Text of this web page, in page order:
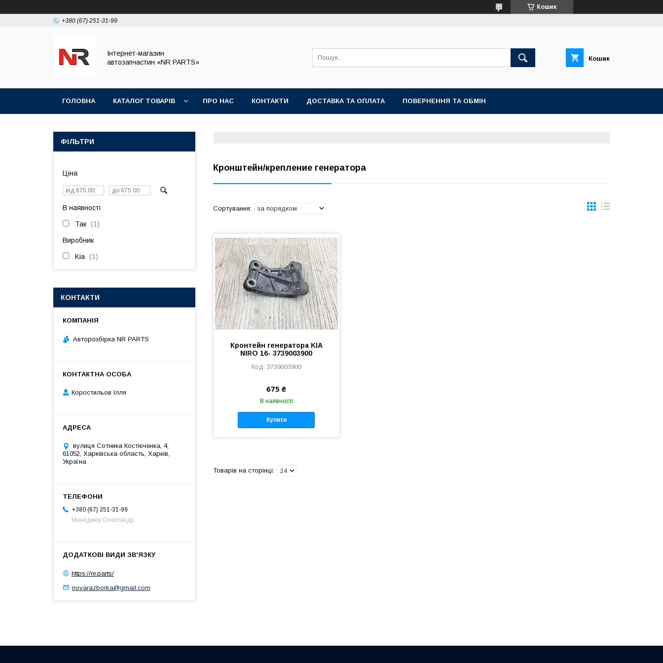
Кошик
+380 (67) 251-31-99
Інтернет-магазин
автозапчастин «NR PARTS»
Кошик
ГОЛОВНА КАТАЛОГ ТОВАРІВ ПРО НАС КОНТАКТИ ДОСТАВКА ТА ОПЛАТА ПОВЕРНЕННЯ ТА ОБМІН
Кронштейн/крепление генератора
Кронтейн генератора KIA
NIRO 16- 3739003900
3739003900
675 ₴
В наявності
Купити
ФІЛЬТРИ
Ціна
В наявності
Так 1
Виробник
Kia 1
КОНТАКТИ
Авторозбірка NR PARTS
Коростильов Ілля
вулиця Сотника Костюченка, 4,
61052, Харківська область, Харків,
Україна
+380 (67) 251-31-99
Менеджер Олександр
https://nr.parts/
novarazborka@gmail.com